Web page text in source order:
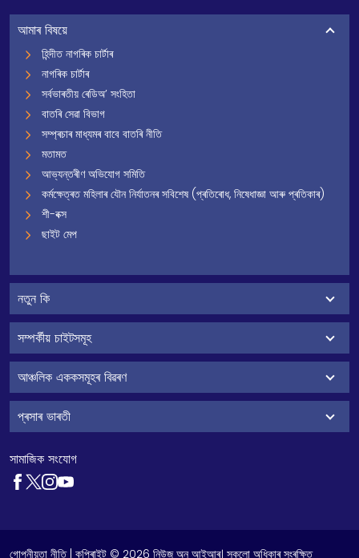
আমাৰ বিষয়ে
হিন্দীত নাগৰিক চাৰ্টাৰ
নাগৰিক চাৰ্টাৰ
সৰ্বভাৰতীয় ৰেডিঅ’ সংহিতা
বাতৰি সেৱা বিভাগ
সম্প্ৰচাৰ মাধ্যমৰ বাবে বাতৰি নীতি
মতামত
আভ্যন্তৰীণ অভিযোগ সমিতি
কৰ্মক্ষেত্ৰত মহিলাৰ যৌন নিৰ্যাতনৰ সবিশেষ (প্ৰতিৰোধ, নিষেধাজ্ঞা আৰু প্ৰতিকাৰ)
শী-বক্স
ছাইট মেপ
নতুন কি
সম্পৰ্কীয় চাইটসমূহ
আঞ্চলিক এককসমূহৰ বিৱৰণ
প্ৰসাৰ ভাৰতী
সামাজিক সংযোগ
গোপনীয়তা নীতি| কপিৰাইট © 2026 নিউজ অন আইআৰ। সকলো অধিকাৰ সংৰক্ষিত